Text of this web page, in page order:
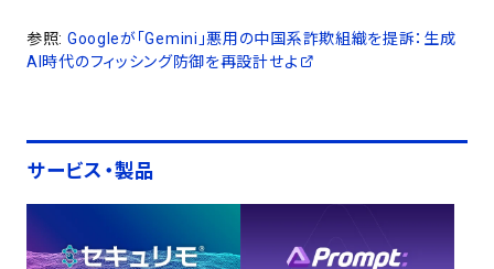
参照: Googleが「Gemini」悪用の中国系詐欺組織を提訴：生成
AI時代のフィッシング防御を再設計せよ
サービス・製品